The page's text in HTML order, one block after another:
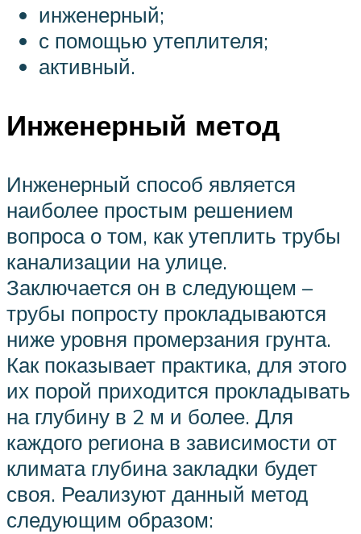
инженерный;
с помощью утеплителя;
активный.
Инженерный метод
Инженерный способ является
наиболее простым решением
вопроса о том, как утеплить трубы
канализации на улице.
Заключается он в следующем –
трубы попросту прокладываются
ниже уровня промерзания грунта.
Как показывает практика, для этого
их порой приходится прокладывать
на глубину в 2 м и более. Для
каждого региона в зависимости от
климата глубина закладки будет
своя. Реализуют данный метод
следующим образом: